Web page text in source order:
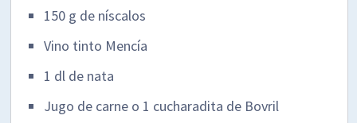
150 g de níscalos
Vino tinto Mencía
1 dl de nata
Jugo de carne o 1 cucharadita de Bovril